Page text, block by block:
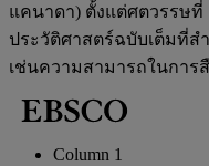
แคนาดา) ตั้งแต่ศตวรรษที่
ประวัติศาสตร์ฉบับเต็มที่
เช่นความสามารถในการ
Column 1